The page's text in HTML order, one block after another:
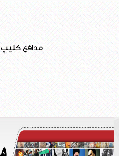
مدافع کلیپ